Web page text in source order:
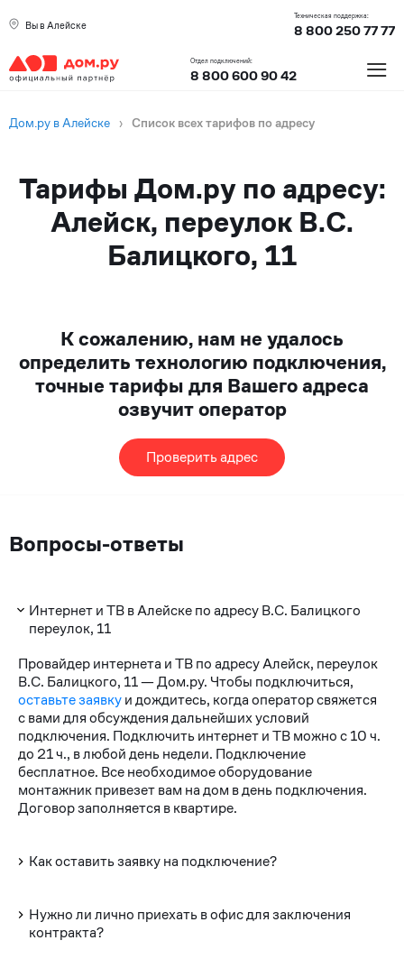
Вы в Алейске
Техническая поддержка:
8 800 250 77 77
Отдел подключений:
8 800 600 90 42 ≡
Дом.ру в Алейске › Список всех тарифов по адресу
Тарифы Дом.ру по адресу:
Алейск, переулок В.С.
Балицкого, 11
К сожалению, нам не удалось
определить технологию подключения,
точные тарифы для Вашего адреса
озвучит оператор
Проверить адрес
Вопросы-ответы
Интернет и ТВ в Алейске по адресу В.С. Балицкого
переулок, 11
Провайдер интернета и ТВ по адресу Алейск, переулок
В.С. Балицкого, 11 — Дом.ру. Чтобы подключиться,
оставьте заявкуи дождитесь, когда оператор свяжется
с вами для обсуждения дальнейших условий
подключения. Подключить интернет и ТВ можно с 10 ч.
до 21 ч., в любой день недели. Подключение
бесплатное. Все необходимое оборудование
монтажник привезет вам на дом в день подключения.
Договор заполняется в квартире.
Как оставить заявку на подключение?
Нужно ли лично приехать в офис для заключения
контракта?